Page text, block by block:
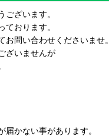
ございます。
ております。
お問い合わせくださいませ。
ざいませんが
届かない事があります。